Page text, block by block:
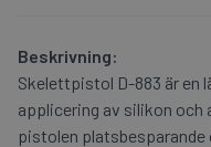
Beskrivning:
Skelettpistol D-883 är en
applicering av silikon och
pistolen